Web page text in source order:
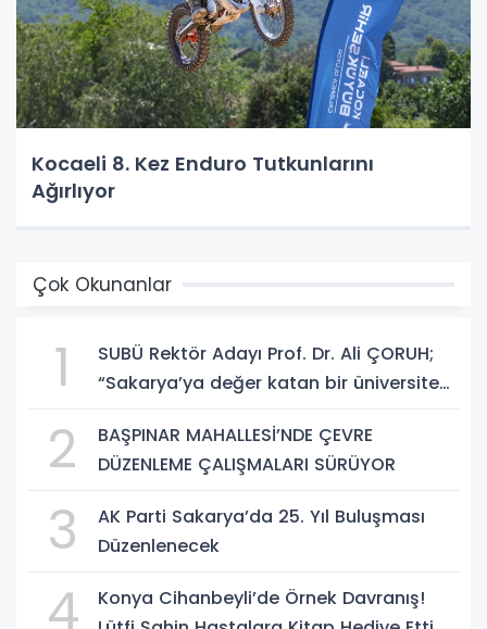
Kocaeli 8. Kez Enduro Tutkunlarını
Ağırlıyor
Çok Okunanlar
1
SUBÜ Rektör Adayı Prof. Dr. Ali ÇORUH;
“Sakarya’ya değer katan bir üniversite
2
BAŞPINAR MAHALLESİ’NDE ÇEVRE
DÜZENLEME ÇALIŞMALARI SÜRÜYOR
3
AK Parti Sakarya’da 25. Yıl Buluşması
Düzenlenecek
4
Konya Cihanbeyli’de Örnek Davranış!